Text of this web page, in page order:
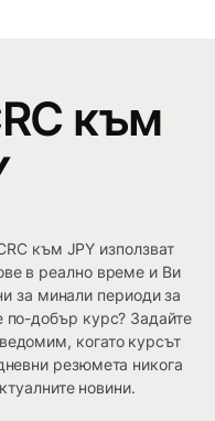
към
към JPY използват
в реално време и Ви
за минали периоди за
по-добър курс? Задайте
когато курсът
резюмета никога
новини.